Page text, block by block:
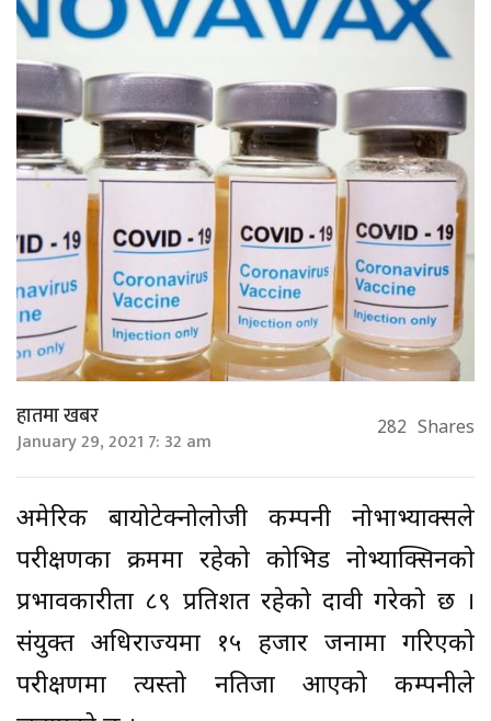
हातमा खबर
January 29, 2021 7: 32 am 282 Shares
अमेरिकी बायोटेक्नोलोजी कम्पनी नोभाभ्याक्सले
परीक्षणका क्रममा रहेको कोभिड नोभ्याक्सिनको
प्रभावकारीता ८९ प्रतिशत रहेको दावी गरेको छ ।
संयुक्त अधिराज्यमा १५ हजार जनामा गरिएको
परीक्षणमा त्यस्तो नतिजा आएको कम्पनीले